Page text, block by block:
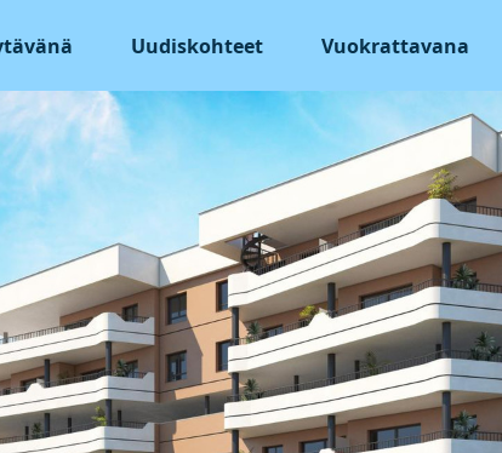
Uudiskohteet Vuokrattavana